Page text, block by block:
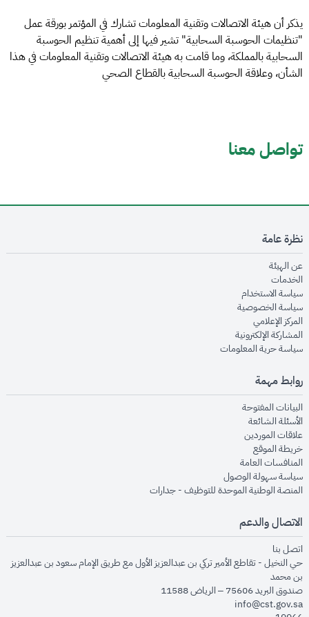
يذكر أن هيئة الاتصالات وتقنية المعلومات تشارك في المؤتمر بورقة عمل
"تنظيمات الحوسبة السحابية" تشير فيها إلى أهمية تنظيم الحوسبة
السحابية بالمملكة، وما قامت به هيئة الاتصالات وتقنية المعلومات في هذا
الشأن، وعلاقة الحوسبة السحابية بالقطاع الصحي
تواصل معنا
نظرة عامة
عن الهيئةopens in new window
الخدماتopens in new window
سياسة الاستخدام
سياسة الخصوصيةopens in new window
المركز الإعلاميopens in new window
المشاركة الإلكترونيةopens in new window
سياسة حرية المعلوماتopens in new window
روابط مهمة
البيانات المفتوحةopens in new window
الأسئلة الشائعةopens in new window
علاقات الموردينopens in new window
خريطة الموقعopens in new window
المنافسات العامةopens in new window
سياسة سهولة الوصولopens in new window
المنصة الوطنية الموحدة للتوظيف - جداراتopens in new window
الاتصال والدعم
اتصل بنا
حي النخيل - تقاطع الأمير تركي بن عبدالعزيز الأول مع طريق الإمام سعود بن عبدالعزيز
بن محمد
صندوق البريد 75606 – الرياض 11588
info@cst.gov.sa